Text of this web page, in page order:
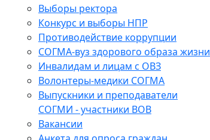
Выборы ректора
Конкурс и выборы НПР
Противодействие коррупции
СОГМА-вуз здорового образа жизни
Инвалидам и лицам с ОВЗ
Волонтеры-медики СОГМА
Выпускники и преподаватели
СОГМИ - участники ВОВ
Вакансии